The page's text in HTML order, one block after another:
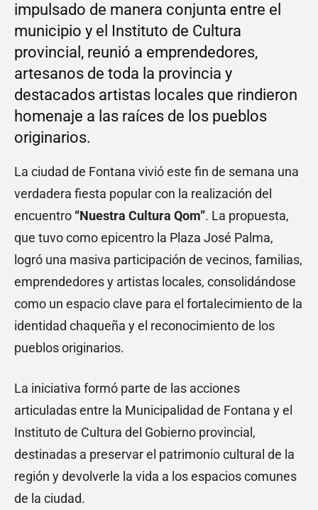
impulsado de manera conjunta entre el
municipio y el Instituto de Cultura
provincial, reunió a emprendedores,
artesanos de toda la provincia y
destacados artistas locales que rindieron
homenaje a las raíces de los pueblos
originarios.
La ciudad de Fontana vivió este fin de semana una
verdadera fiesta popular con la realización del
encuentro “Nuestra Cultura Qom”. La propuesta,
que tuvo como epicentro la Plaza José Palma,
logró una masiva participación de vecinos, familias,
emprendedores y artistas locales, consolidándose
como un espacio clave para el fortalecimiento de la
identidad chaqueña y el reconocimiento de los
pueblos originarios.
La iniciativa formó parte de las acciones
articuladas entre la Municipalidad de Fontana y el
Instituto de Cultura del Gobierno provincial,
destinadas a preservar el patrimonio cultural de la
región y devolverle la vida a los espacios comunes
de la ciudad.